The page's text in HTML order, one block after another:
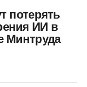
потерять
ИИ в
Минтруда